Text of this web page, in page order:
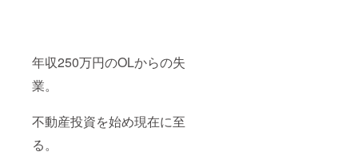
年収250万円のOLからの失
業。
不動産投資を始め現在に至
る。